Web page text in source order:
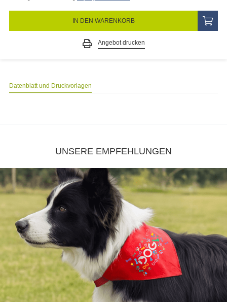
IN DEN WARENKORB
Angebot drucken
Datenblatt und Druckvorlagen
UNSERE EMPFEHLUNGEN